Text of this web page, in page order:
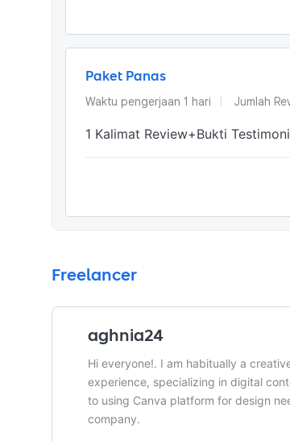
Paket Panas
Waktu pengerjaan 1 hari Jumlah
1 Kalimat Review+Bukti Testimoni
Freelancer
aghnia24
Hi everyone!. I am habitually a
experience, specializing in digital
to using Canva platform for design
company.